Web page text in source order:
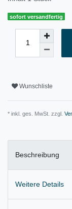
sofort versandfertig
Wunschliste
* inkl. ges. MwSt. zzgl.
Beschreibung
Weitere Details